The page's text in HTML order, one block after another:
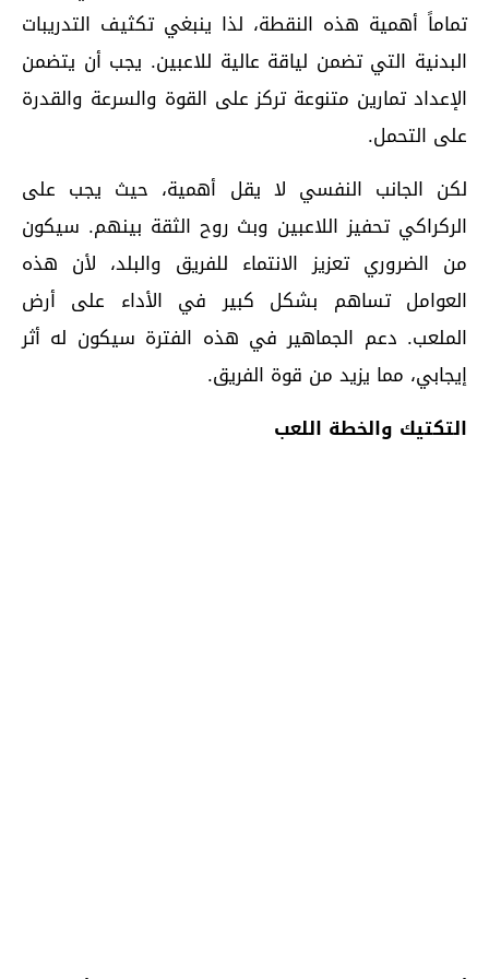
تماماً أهمية هذه النقطة، لذا ينبغي تكثيف التدريبات
البدنية التي تضمن لياقة عالية للاعبين. يجب أن يتضمن
الإعداد تمارين متنوعة تركز على القوة والسرعة والقدرة
على التحمل.
لكن الجانب النفسي لا يقل أهمية، حيث يجب على
الركراكي تحفيز اللاعبين وبث روح الثقة بينهم. سيكون
من الضروري تعزيز الانتماء للفريق والبلد، لأن هذه
العوامل تساهم بشكل كبير في الأداء على أرض
الملعب. دعم الجماهير في هذه الفترة سيكون له أثر
إيجابي، مما يزيد من قوة الفريق.
التكتيك والخطة اللعب